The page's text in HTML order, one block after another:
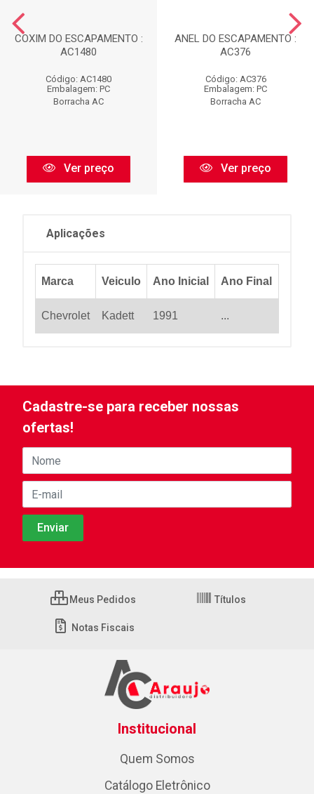
COXIM DO ESCAPAMENTO :
AC1480
Código: AC1480
Embalagem: PC
Borracha AC
Ver preço
ANEL DO ESCAPAMENTO :
AC376
Código: AC376
Embalagem: PC
Borracha AC
Ver preço
Aplicações
Marca Veiculo Ano Inicial Ano Final
Chevrolet Kadett 1991 ...
Cadastre-se para receber nossas
ofertas!
Meus Pedidos Títulos
Notas Fiscais
Institucional
Quem Somos
Catálogo Eletrônico